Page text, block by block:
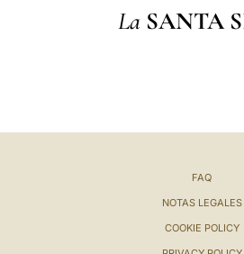
La SANTA
FAQ
NOTAS LEGALES
COOKIE POLICY